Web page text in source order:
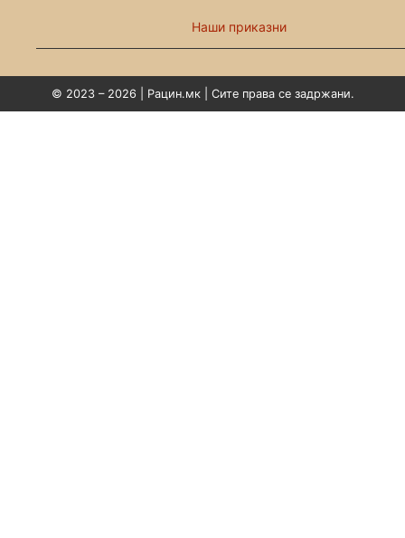
Наши приказни
© 2023 – 2026 | Рацин.мк | Сите права се задржани.